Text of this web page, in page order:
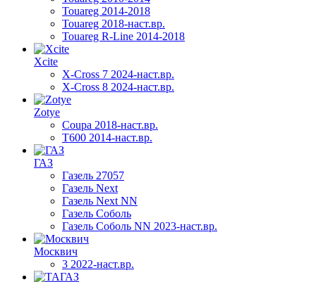
Touareg 2014-2018
Touareg 2018-наст.вр.
Touareg R-Line 2014-2018
Xcite
X-Cross 7 2024-наст.вр.
X-Cross 8 2024-наст.вр.
Zotye
Coupa 2018-наст.вр.
T600 2014-наст.вр.
ГАЗ
Газель 27057
Газель Next
Газель Next NN
Газель Соболь
Газель Соболь NN 2023-наст.вр.
Москвич
3 2022-наст.вр.